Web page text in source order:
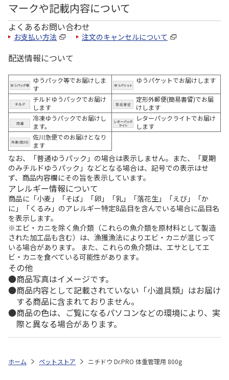
マークや記載内容について
よくあるお問い合わせ
お支払い方法 注文のキャンセルについて
配送情報について
ゆうパック等でお届けしま
す
ゆうパケットでお届けします
チルドゆうパックでお届け
します
定形外郵便(簡易書留)でお届
けします
冷凍ゆうパックでお届けし
ます。
レターパックライトでお届け
します
佐川急便でのお届けとなり
ます
なお、「普通ゆうパック」の場合は表示しません。また、「夏期
のみチルドゆうパック」などとなる場合は、記号での表示はせ
ず、商品内容欄にその旨を表示しています。
アレルギー情報について
商品に「小麦」「そば」「卵」「乳」「落花生」「えび」「か
に」「くるみ」のアレルギー特定8品目を含んでいる場合に品目名
を表示します。
※エビ・カニを除く魚介類（これらの魚介類を原材料として製造
された加工品も含む）は、漁獲漁法によりエビ・カニが混じって
いる場合があります。 また、これらの魚介類は、エサとしてエ
ビ・カニを食べている可能性があります。
その他
商品写真はイメージです。
商品内容として記載されていない「小道具類」はお届け
する商品に含まれておりません。
商品の色は、ご覧になるパソコンなどの環境により、実
際と異なる場合があります。
ホーム ペットストア ニチドウ Dr.PRO 体重管理用 800g